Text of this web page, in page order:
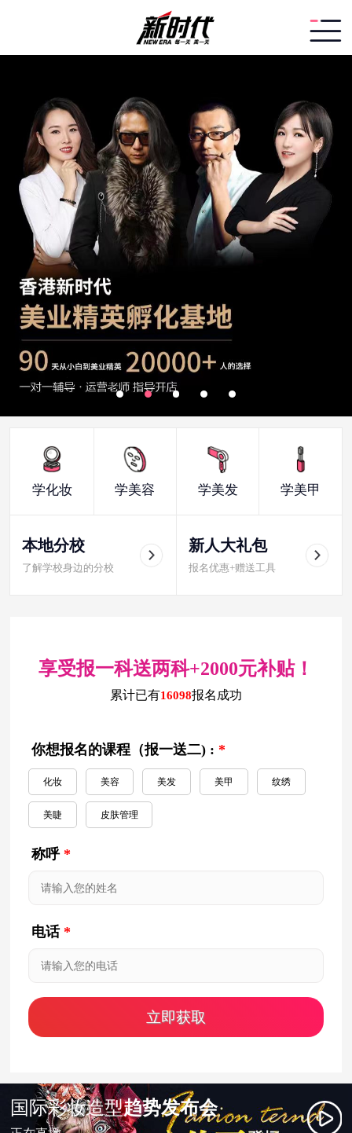
学化妆 学美容 学美发 学美甲
本地分校
了解学校身边的分校
新人大礼包
报名优惠+赠送工具
享受报一科送两科+2000元补贴！
累计已有16098报名成功
你想报名的课程（报一送二) : *
化妆 美容 美发 美甲 纹绣
美睫 皮肤管理
称呼 *
电话 *
国际彩妆造型趋势发布会